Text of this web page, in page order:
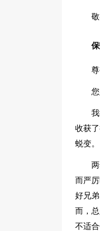
保
收获
蜕变。
而严
好兄
而，
不适